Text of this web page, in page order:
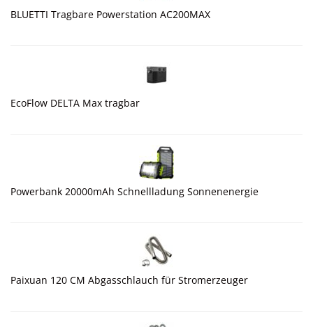
BLUETTI Tragbare Powerstation AC200MAX
EcoFlow DELTA Max tragbar
Powerbank 20000mAh Schnellladung Sonnenenergie
Paixuan 120 CM Abgasschlauch für Stromerzeuger